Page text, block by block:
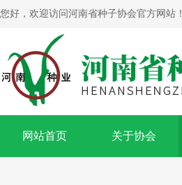
您好，欢迎访问河南省种子协会官方网站！
网站首页 关于协会